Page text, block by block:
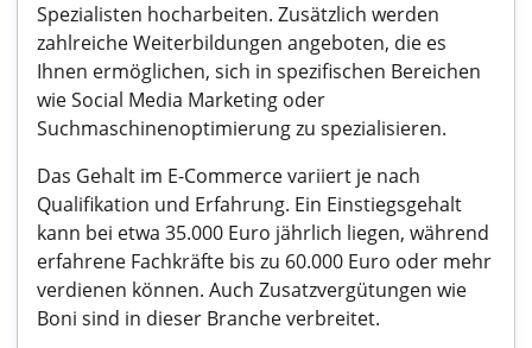
Spezialisten hocharbeiten. Zusätzlich werden
zahlreiche Weiterbildungen angeboten, die es
Ihnen ermöglichen, sich in spezifischen Bereichen
wie Social Media Marketing oder
Suchmaschinenoptimierung zu spezialisieren.
Das Gehalt im E-Commerce variiert je nach
Qualifikation und Erfahrung. Ein Einstiegsgehalt
kann bei etwa 35.000 Euro jährlich liegen, während
erfahrene Fachkräfte bis zu 60.000 Euro oder mehr
verdienen können. Auch Zusatzvergütungen wie
Boni sind in dieser Branche verbreitet.